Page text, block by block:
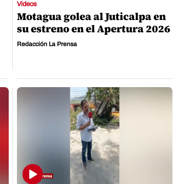
Videos
Motagua golea al Juticalpa en
su estreno en el Apertura 2026
Redacción La Prensa